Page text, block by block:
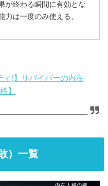
が終わる瞬間に有効とな
力は一度のみ使える。
ィ)】サバイバーの内在
】
）一覧